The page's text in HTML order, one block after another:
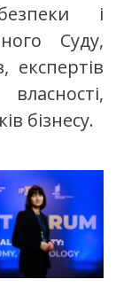
і
Суду,
експертів
бізнесу.